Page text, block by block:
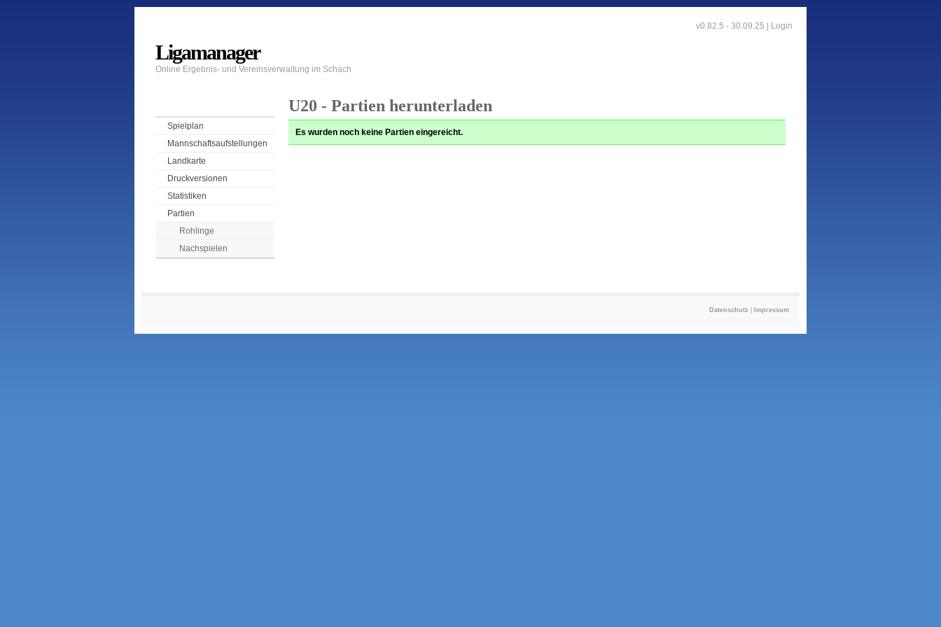
v0.82.5 - 30.09.25 | Login
Ligamanager
Online Ergebnis- und Vereinsverwaltung im Schach
Spielplan
Mannschaftsaufstellungen
Landkarte
Druckversionen
Statistiken
Partien
Rohlinge
Nachspielen
U20 - Partien herunterladen
Es wurden noch keine Partien eingereicht.
Datenschutz Impressum